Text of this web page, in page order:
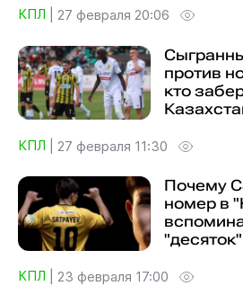
КПЛ 27 февраля 20:06
против
кто
КПЛ 27 февраля 11:30
Почему
номер в
КПЛ 23 февраля 17:00